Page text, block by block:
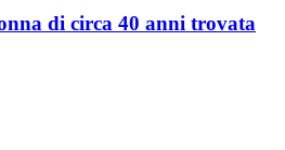
di circa 40 anni trovata